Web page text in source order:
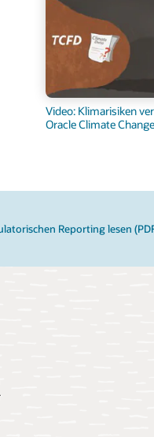
Video: Klimarisiken
Oracle Climate
Reporting lesen